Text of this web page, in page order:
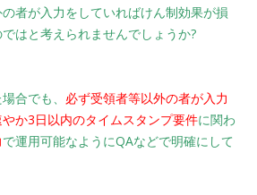
者が入力をしていればけん制効果が損
はと考えられませんでしょうか?
合でも、 必ず受領者等以外の者が入力
か3日以内のタイムスタンプ要件に関わ
で運用可能なようにQAなどで明確にして